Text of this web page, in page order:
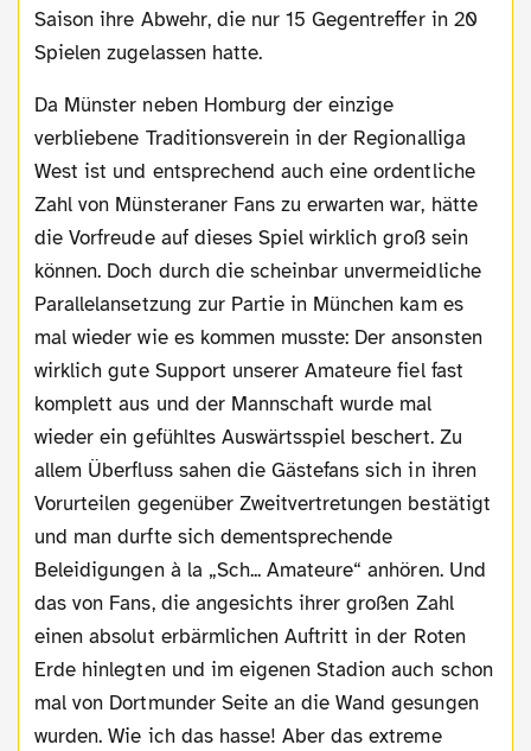
Saison ihre Abwehr, die nur 15 Gegentreffer in 20
Spielen zugelassen hatte.
Da Münster neben Homburg der einzige
verbliebene Traditionsverein in der Regionalliga
West ist und entsprechend auch eine ordentliche
Zahl von Münsteraner Fans zu erwarten war, hätte
die Vorfreude auf dieses Spiel wirklich groß sein
können. Doch durch die scheinbar unvermeidliche
Parallelansetzung zur Partie in München kam es
mal wieder wie es kommen musste: Der ansonsten
wirklich gute Support unserer Amateure fiel fast
komplett aus und der Mannschaft wurde mal
wieder ein gefühltes Auswärtsspiel beschert. Zu
allem Überfluss sahen die Gästefans sich in ihren
Vorurteilen gegenüber Zweitvertretungen bestätigt
und man durfte sich dementsprechende
Beleidigungen à la „Sch... Amateure“ anhören. Und
das von Fans, die angesichts ihrer großen Zahl
einen absolut erbärmlichen Auftritt in der Roten
Erde hinlegten und im eigenen Stadion auch schon
mal von Dortmunder Seite an die Wand gesungen
wurden. Wie ich das hasse! Aber das extreme